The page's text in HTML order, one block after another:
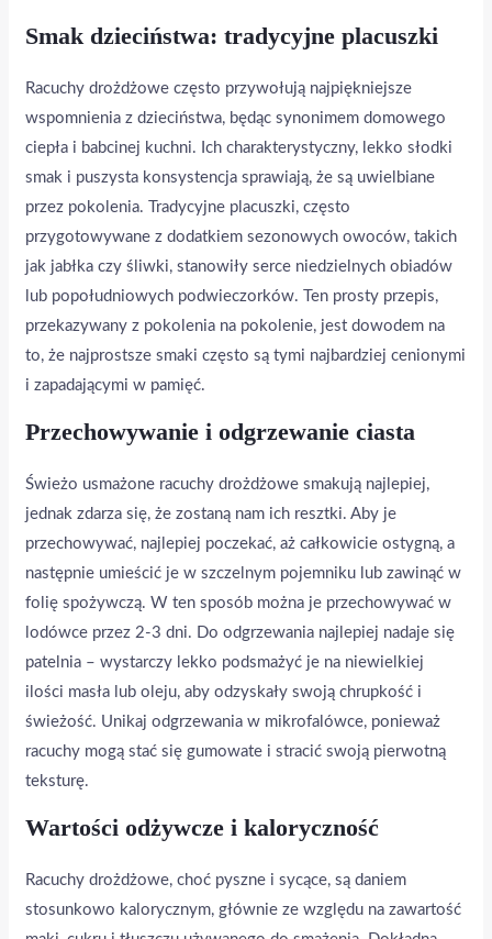
Smak dzieciństwa: tradycyjne placuszki
Racuchy drożdżowe często przywołują najpiękniejsze
wspomnienia z dzieciństwa, będąc synonimem domowego
ciepła i babcinej kuchni. Ich charakterystyczny, lekko słodki
smak i puszysta konsystencja sprawiają, że są uwielbiane
przez pokolenia. Tradycyjne placuszki, często
przygotowywane z dodatkiem sezonowych owoców, takich
jak jabłka czy śliwki, stanowiły serce niedzielnych obiadów
lub popołudniowych podwieczorków. Ten prosty przepis,
przekazywany z pokolenia na pokolenie, jest dowodem na
to, że najprostsze smaki często są tymi najbardziej cenionymi
i zapadającymi w pamięć.
Przechowywanie i odgrzewanie ciasta
Świeżo usmażone racuchy drożdżowe smakują najlepiej,
jednak zdarza się, że zostaną nam ich resztki. Aby je
przechowywać, najlepiej poczekać, aż całkowicie ostygną, a
następnie umieścić je w szczelnym pojemniku lub zawinąć w
folię spożywczą. W ten sposób można je przechowywać w
lodówce przez 2-3 dni. Do odgrzewania najlepiej nadaje się
patelnia – wystarczy lekko podsmażyć je na niewielkiej
ilości masła lub oleju, aby odzyskały swoją chrupkość i
świeżość. Unikaj odgrzewania w mikrofalówce, ponieważ
racuchy mogą stać się gumowate i stracić swoją pierwotną
teksturę.
Wartości odżywcze i kaloryczność
Racuchy drożdżowe, choć pyszne i sycące, są daniem
stosunkowo kalorycznym, głównie ze względu na zawartość